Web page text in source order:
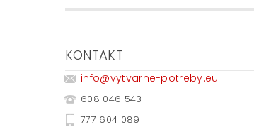
KONTAKT
info@vytvarne-potreby.eu
608 046 543
777 604 089